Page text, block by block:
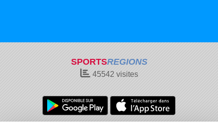
SPORTSREGIONS
45542 visites